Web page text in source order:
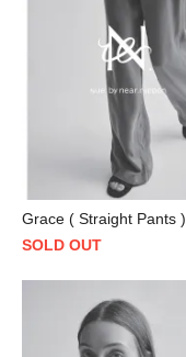
Grace ( Straight Pants )
SOLD OUT